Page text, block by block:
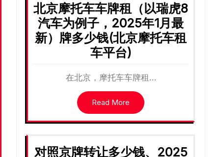
北京摩托车车牌租（以瑞虎8
汽车为例子，2025年1月最
新）牌多少钱(北京摩托车租
车平台)
在北京，摩托车车牌租…
Read More
对照京牌转让多少钱、2025